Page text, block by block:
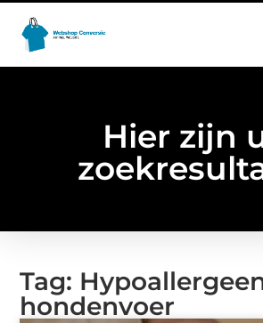
Hier zijn
Tag:
hondenvoer